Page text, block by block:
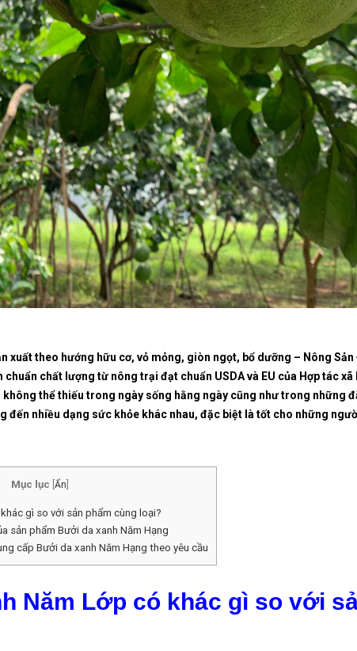
xuất theo hướng hữu cơ, vỏ mỏng, giòn ngọt, bổ dưỡng – Nông
chuẩn chất lượng từ nông trại đạt chuẩn USDA và EU của Hợp tác xã
không thể thiếu trong ngày sống hằng ngày cũng như trong những
đến nhiều dạng sức khỏe khác nhau, đặc biệt là tốt cho những
Mục lục Ẩn
gì so với sản phẩm cùng loại?
sản phẩm Bưởi da xanh Năm Hạng
cấp Bưởi da xanh Năm Hạng theo yêu cầu
Năm Lớp có khác gì so với